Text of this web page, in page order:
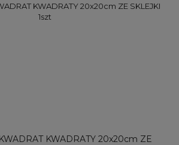
KWADRATY 20x20cm ZE